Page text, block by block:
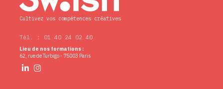
Cultivez vos compétences créatives
Tél. : 01 40 24 02 40
Lieu de nos formations :
62, rue de Turbigo - 75003 Paris